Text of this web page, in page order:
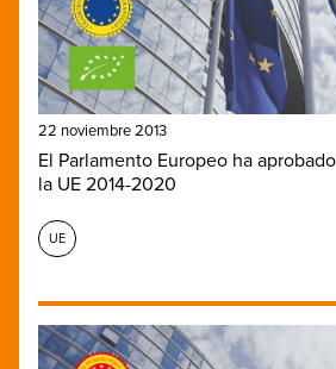
22 noviembre 2013
El Parlamento Europeo ha
la UE 2014-2020
UE